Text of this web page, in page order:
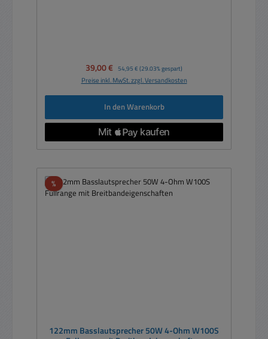
Verkaufspreis:
39,00 € Regulärer Preis:
54,95 € (29.03% gespart)
Preise inkl. MwSt. zzgl. Versandkosten
In den Warenkorb
%Rabatt
122mm Basslautsprecher 50W 4-Ohm W100S